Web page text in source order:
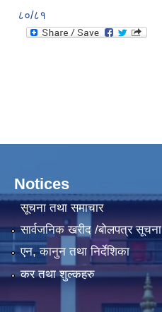
८०/८१
Notices
सूचना तथा समाचार
सार्वजनिक खरीद /बोलपत्र सूचना
एन, कानुन तथा निर्देशिका
कर तथा शुल्कहरु